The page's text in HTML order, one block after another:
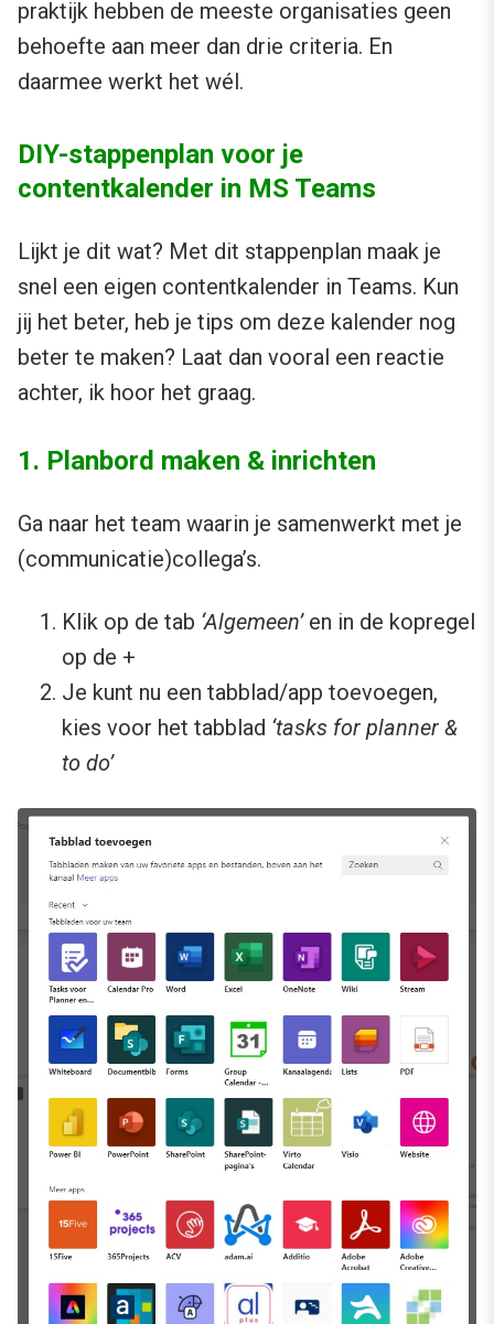
praktijk hebben de meeste organisaties geen
behoefte aan meer dan drie criteria. En
daarmee werkt het wél.
DIY-stappenplan voor je
contentkalender in MS Teams
Lijkt je dit wat? Met dit stappenplan maak je
snel een eigen contentkalender in Teams. Kun
jij het beter, heb je tips om deze kalender nog
beter te maken? Laat dan vooral een reactie
achter, ik hoor het graag.
1. Planbord maken & inrichten
Ga naar het team waarin je samenwerkt met je
(communicatie)collega’s.
Klik op de tab ‘Algemeen’en in de kopregel
op de +
Je kunt nu een tabblad/app toevoegen,
kies voor het tabblad ‘tasks for planner &
to do’